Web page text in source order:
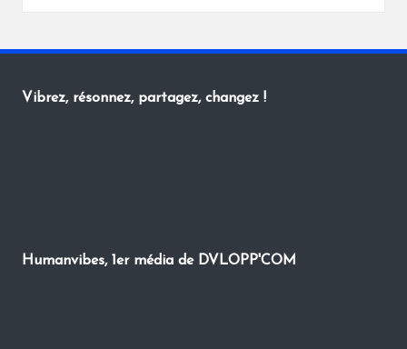
Vibrez, résonnez, partagez, changez !
Humanvibes, 1er média de DVLOPP'COM